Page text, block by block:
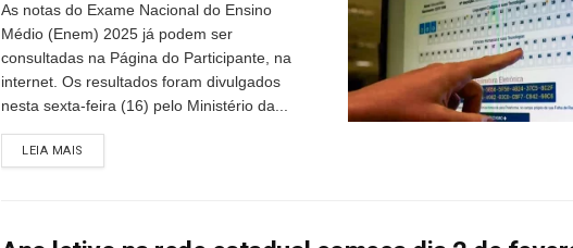
As notas do Exame Nacional do Ensino
Médio (Enem) 2025 já podem ser
consultadas na Página do Participante, na
internet. Os resultados foram divulgados
nesta sexta-feira (16) pelo Ministério da...
LEIA MAIS